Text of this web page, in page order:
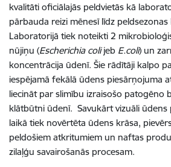
kvalitāti oficiālajās peldvietās kā
pārbauda reizi mēnesī līdz
Laboratorijā tiek noteikti 2
nūjiņu (Escherichia colijeb E.coli) un
koncentrācija ūdenī. Šie rādītāji kalpo
iespējamā fekālā ūdens piesārņojuma
liecināt par slimību izraisošo patogēno
klātbūtni ūdenī. Savukārt vizuāli ūdens
laikā tiek novērtēta ūdens krāsa,
peldošiem atkritumiem un naftas
zilaļģu savairošanās procesam.